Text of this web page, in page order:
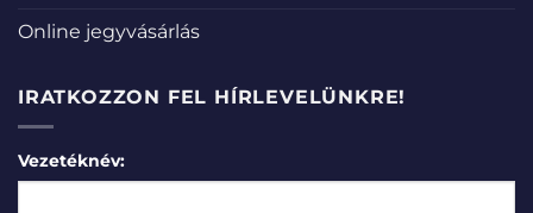
Online jegyvásárlás
IRATKOZZON FEL HÍRLEVELÜNKRE!
Vezetéknév: